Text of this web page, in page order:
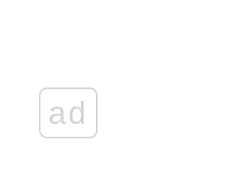
ad